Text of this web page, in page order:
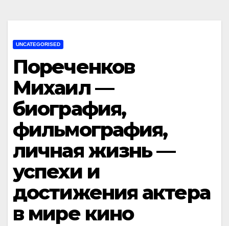
UNCATEGORISED
Пореченков
Михаил —
биография,
фильмография,
личная жизнь —
успехи и
достижения актера
в мире кино